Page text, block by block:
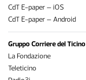
CdT E-paper – iOS
CdT E-paper – Android
Gruppo Corriere del Ticino
La Fondazione
Teleticino